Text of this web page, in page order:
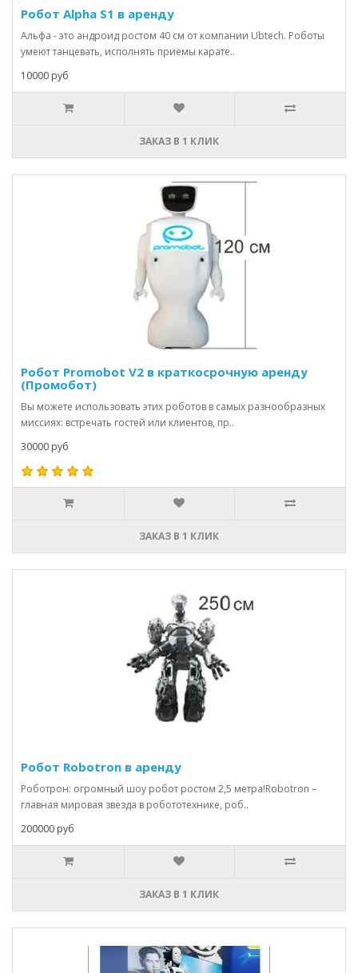
Робот Alpha S1 в аренду
Альфа - это андроид ростом 40 см от компании Ubtech. Роботы
умеют танцевать, исполнять приёмы карате..
10000 руб
ЗАКАЗ В 1 КЛИК
Робот Promobot V2 в краткосрочную аренду
(Промобот)
Вы можете использовать этих роботов в самых разнообразных
миссиях: встречать гостей или клиентов, пр..
30000 руб
ЗАКАЗ В 1 КЛИК
Робот Robotron в аренду
Роботрон: огромный шоу робот ростом 2,5 метра!Robotron –
главная мировая звезда в робототехнике, роб..
200000 руб
ЗАКАЗ В 1 КЛИК